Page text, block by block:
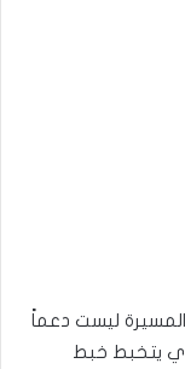
ليست دعماً
يتخبط خبط